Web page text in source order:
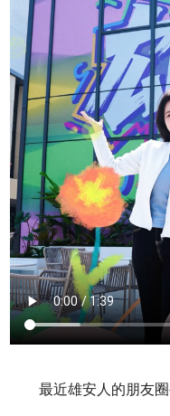
最近雄安人的朋友圈